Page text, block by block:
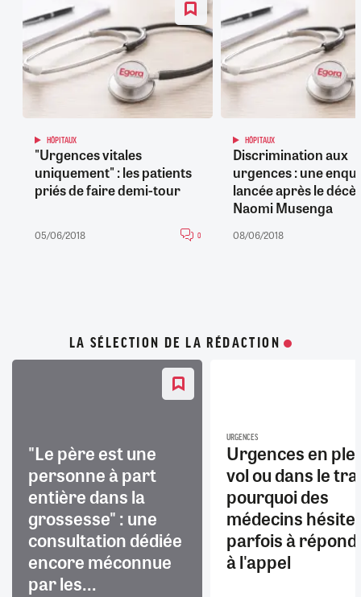
HÔPITAUX
"Urgences vitales
uniquement" : les patients
priés de faire demi-tour
05/06/2018 0
HÔPITAUX
Discrimination aux
urgences : une
lancée après le
Naomi Musenga
08/06/2018
LA SÉLECTION DE LA RÉDACTION
"Le père est une
personne à part
entière dans la
grossesse" : une
consultation dédiée
encore méconnue
par les...
URGENCES
Urgences en
vol ou dans le
pourquoi des
médecins
parfois à
à l'appel